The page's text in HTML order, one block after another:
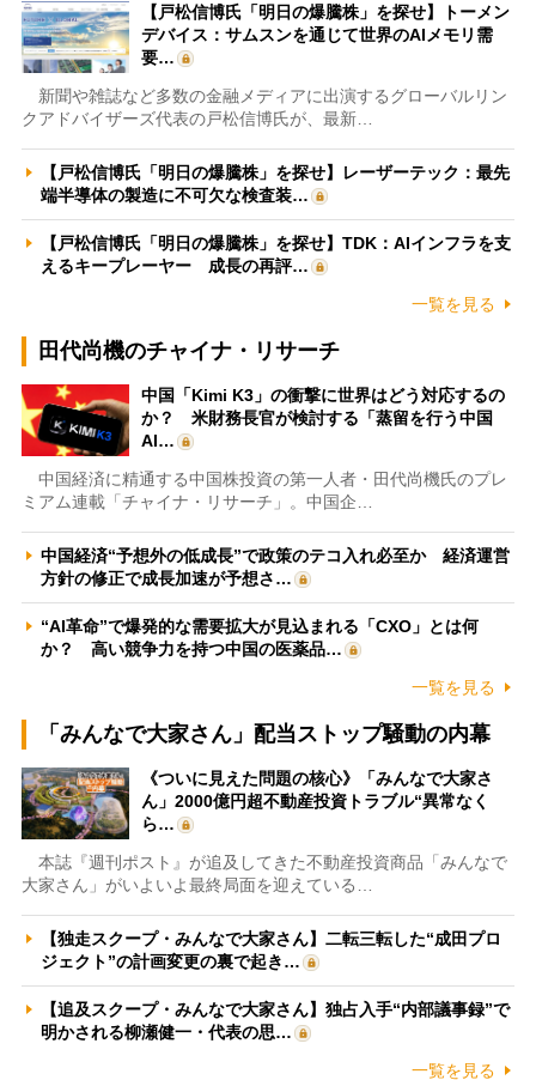
【戸松信博氏「明日の爆騰株」を探せ】トーメン
デバイス：サムスンを通じて世界のAIメモリ需
要…
新聞や雑誌など多数の金融メディアに出演するグローバルリン
クアドバイザーズ代表の戸松信博氏が、最新…
【戸松信博氏「明日の爆騰株」を探せ】レーザーテック：最先
端半導体の製造に不可欠な検査装…
【戸松信博氏「明日の爆騰株」を探せ】TDK：AIインフラを支
えるキープレーヤー 成長の再評…
一覧を見る
田代尚機のチャイナ・リサーチ
中国「Kimi K3」の衝撃に世界はどう対応するの
か？ 米財務長官が検討する「蒸留を行う中国
AI…
中国経済に精通する中国株投資の第一人者・田代尚機氏のプレ
ミアム連載「チャイナ・リサーチ」。中国企…
中国経済“予想外の低成長”で政策のテコ入れ必至か 経済運営
方針の修正で成長加速が予想さ…
“AI革命”で爆発的な需要拡大が見込まれる「CXO」とは何
か？ 高い競争力を持つ中国の医薬品…
一覧を見る
「みんなで大家さん」配当ストップ騒動の内幕
《ついに見えた問題の核心》「みんなで大家さ
ん」2000億円超不動産投資トラブル“異常なく
ら…
本誌『週刊ポスト』が追及してきた不動産投資商品「みんなで
大家さん」がいよいよ最終局面を迎えている…
【独走スクープ・みんなで大家さん】二転三転した“成田プロ
ジェクト”の計画変更の裏で起き…
【追及スクープ・みんなで大家さん】独占入手“内部議事録”で
明かされる柳瀬健一・代表の思…
一覧を見る